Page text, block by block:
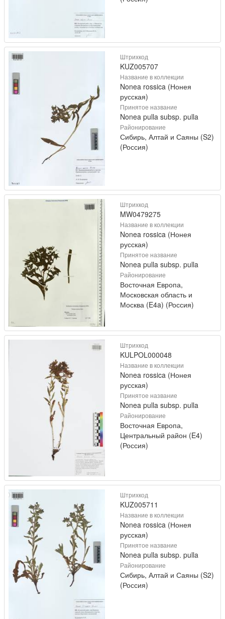
Штрихкод
KUZ005707
Название в коллекции
Nonea rossica (Нонея
русская)
Принятое название
Nonea pulla subsp. pulla
Районирование
Сибирь, Алтай и Саяны (S2)
(Россия)
Штрихкод
MW0479275
Название в коллекции
Nonea rossica (Нонея
русская)
Принятое название
Nonea pulla subsp. pulla
Районирование
Восточная Европа,
Московская область и
Москва (E4a) (Россия)
Штрихкод
KULPOL000048
Название в коллекции
Nonea rossica (Нонея
русская)
Принятое название
Nonea pulla subsp. pulla
Районирование
Восточная Европа,
Центральный район (E4)
(Россия)
Штрихкод
KUZ005711
Название в коллекции
Nonea rossica (Нонея
русская)
Принятое название
Nonea pulla subsp. pulla
Районирование
Сибирь, Алтай и Саяны (S2)
(Россия)